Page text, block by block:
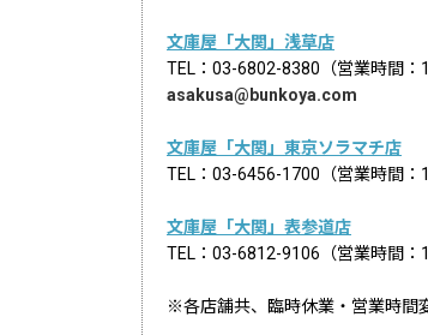
文庫屋「大関」浅草店
TEL：03-6802-8380（営業時間
asakusa@bunkoya.com
文庫屋「大関」東京ソラマチ店
TEL：03-6456-1700（営業時間
文庫屋「大関」表参道店
TEL：03-6812-9106（営業時間
※各店舗共、臨時休業・営業時間